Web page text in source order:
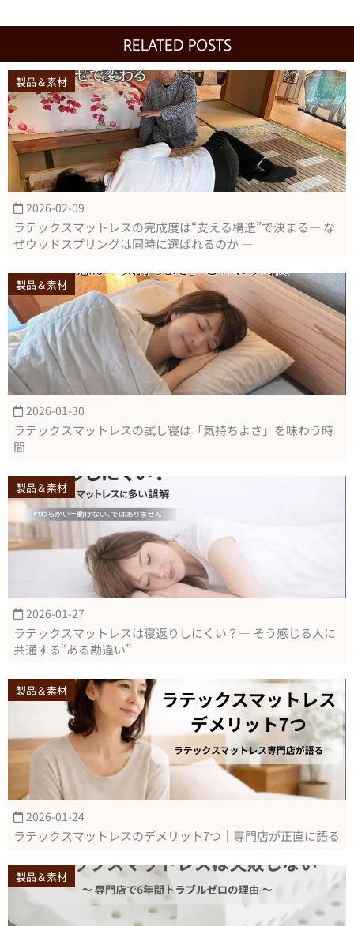
RELATED POSTS
製品＆素材
2026-02-09
ラテックスマットレスの完成度は“支える構造”で決まる― な
ぜウッドスプリングは同時に選ばれるのか ―
製品＆素材
2026-01-30
ラテックスマットレスの試し寝は「気持ちよさ」を味わう時
間
製品＆素材
2026-01-27
ラテックスマットレスは寝返りしにくい？― そう感じる人に
共通する“ある勘違い”
製品＆素材
2026-01-24
ラテックスマットレスのデメリット7つ｜専門店が正直に語る
製品＆素材